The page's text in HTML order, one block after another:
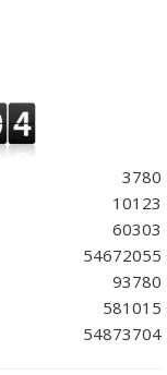
3780
10123
60303
54672055
93780
581015
54873704